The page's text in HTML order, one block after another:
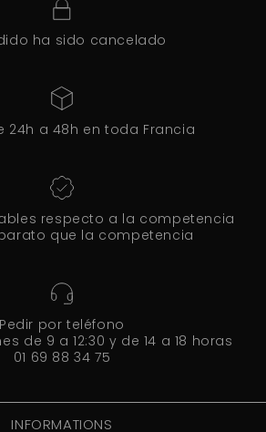
ha sido cancelado
24h a 48h en toda Francia
respecto a la competencia
que la competencia
Pedir por teléfono
de 9 a 12:30 y de 14 a 18 horas
01 69 88 34 75
INFORMATIONS